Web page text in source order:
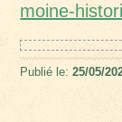
moine-
Publié le:25/05/